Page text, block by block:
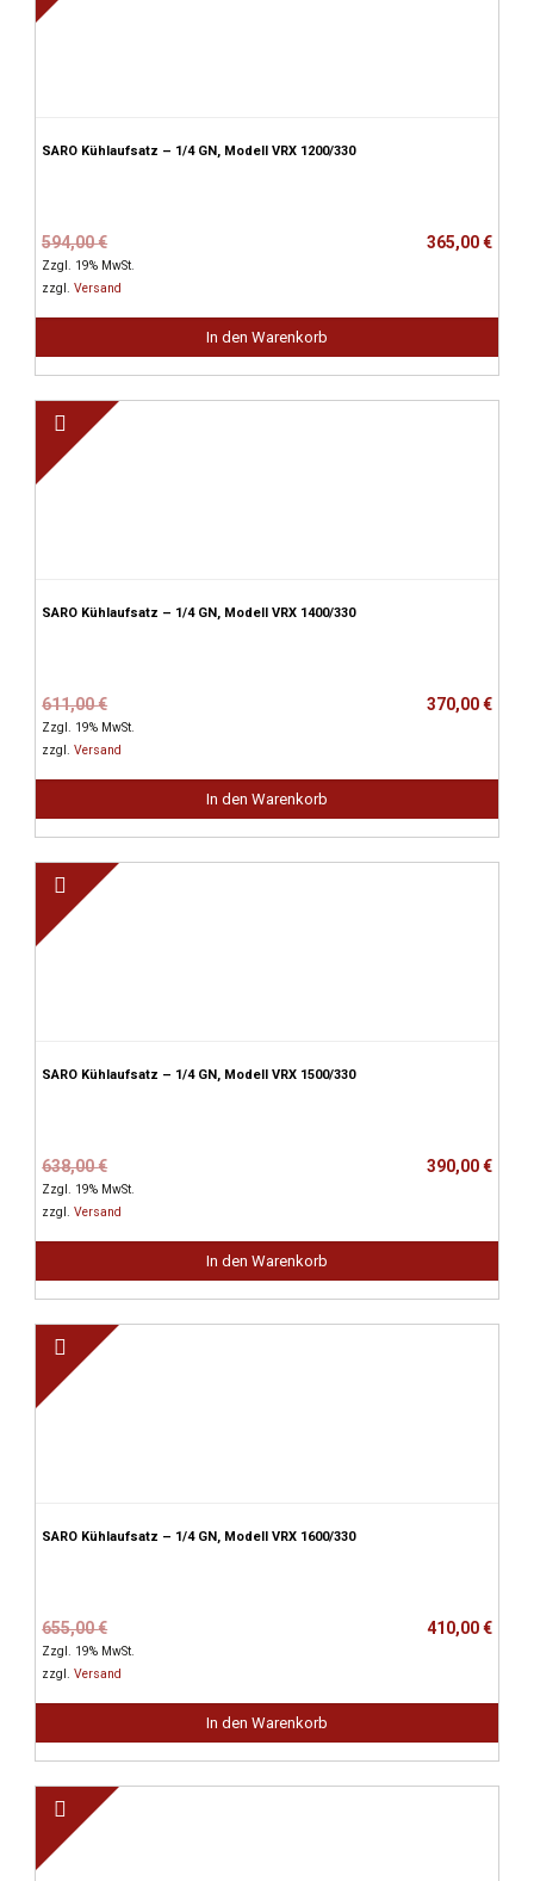
SARO Kühlaufsatz – 1/4 GN, Modell VRX 1200/330
594,00€Ursprünglicher
Preis
war:
365,00€
Aktueller
Preis
ist:
Zzgl. 19% MwSt.
zzgl.Versand
In den Warenkorb
SARO Kühlaufsatz – 1/4 GN, Modell VRX 1400/330
611,00€Ursprünglicher
Preis
war:
370,00€
Aktueller
Preis
ist:
Zzgl. 19% MwSt.
zzgl.Versand
In den Warenkorb
SARO Kühlaufsatz – 1/4 GN, Modell VRX 1500/330
638,00€Ursprünglicher
Preis
war:
390,00€
Aktueller
Preis
ist:
Zzgl. 19% MwSt.
zzgl.Versand
In den Warenkorb
SARO Kühlaufsatz – 1/4 GN, Modell VRX 1600/330
655,00€Ursprünglicher
Preis
war:
410,00€
Aktueller
Preis
ist:
Zzgl. 19% MwSt.
zzgl.Versand
In den Warenkorb